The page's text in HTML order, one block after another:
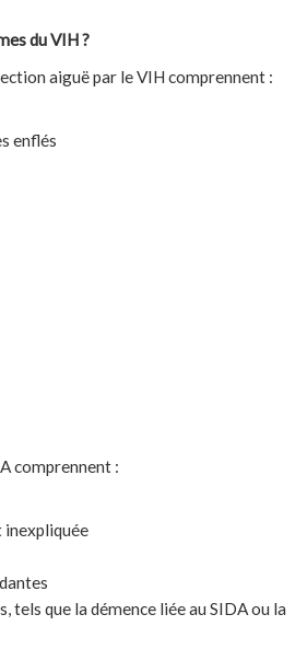
du VIH ?
aiguë par le VIH comprennent :
enflés
comprennent :
tels que la démence liée au SIDA ou la